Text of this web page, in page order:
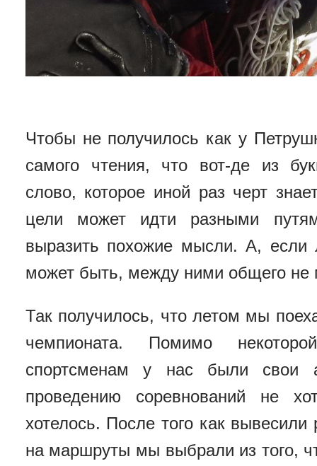
Чтобы не получилось как у
самого чтения, что вот-де из
слово, которое иной раз черт
цели может идти разными
выразить похожие мысли. А,
может быть, между ними общего не
Так получилось, что летом мы
чемпионата. Помимо
спортсменам у нас были свои
проведению соревнований не
хотелось. После того как вывесили
на маршруты мы выбрали из того,